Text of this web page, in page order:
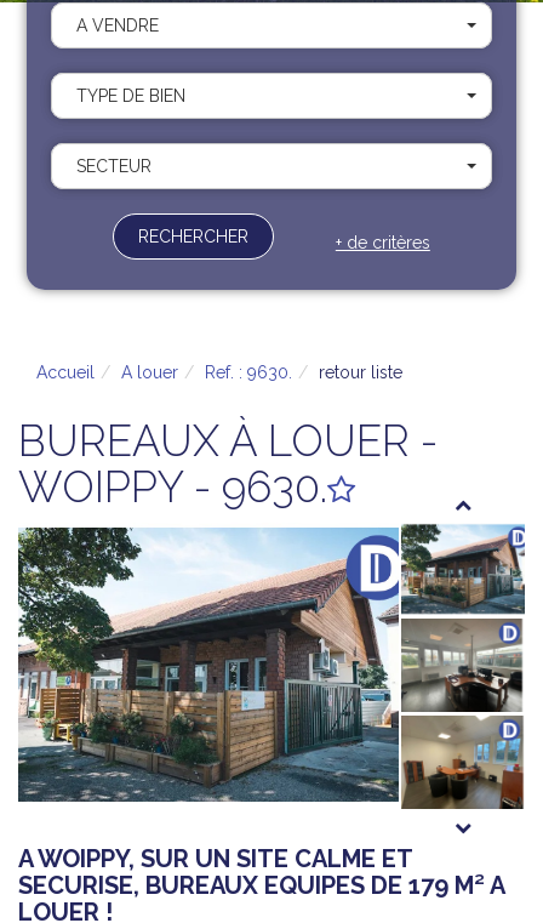
Recrutement
Contact
Documents
A VENDRE
TYPE DE BIEN
SECTEUR
RECHERCHER + de critères
Accueil A louer Ref. : 9630. retour liste
BUREAUX À LOUER -
WOIPPY - 9630.
A WOIPPY, SUR UN SITE CALME ET
SECURISE, BUREAUX EQUIPES DE 179 M² A
LOUER !